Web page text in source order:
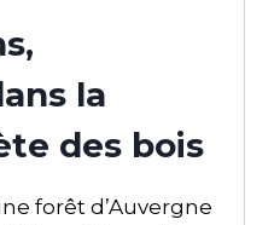
la
des bois
forêt d’Auvergne